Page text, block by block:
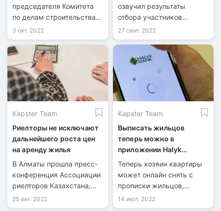
председателя Комитета
по делам строительства и
ЖКХ МИИР РК Бауржан
Кабдол на брифинге в
СЦК заявил, что неполные
семьи смогут получать
ипотеку только под 5%
годовых. Льготная
программа под 2%
годовых для них не будет
доступна, сообщает
корреспондент Zakon.kz.
3 окт. 2022
озвучил результаты
отбора участников
программы «Әскери
баспана», передает
информационная служба
kn.kz со ссылкой на
пресс-службу банка.
27 сент. 2022
Kapster Team
Риелторы не исключают
дальнейшего роста цен
на аренду жилья
В Алматы прошла пресс-
конференция Ассоциации
риелторов Казахстана,
где говорили о ценах на
арендное жилье, а также
25 авг. 2022
Kapster Team
Выписать жильцов
теперь можно в
приложении Halyk
Homebank
Теперь хозяин квартиры
может онлайн снять с
прописки жильцов,
используя только
смартфон и банковское
14 июл. 2022